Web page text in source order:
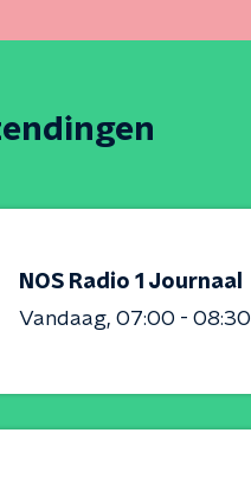
NOS Radio 1 Journaal
Vandaag 07:00 - 08:30